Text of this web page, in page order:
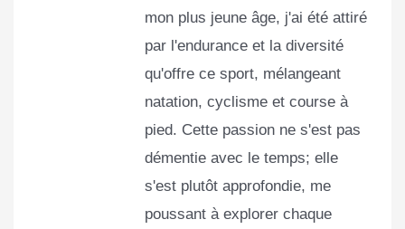
mon plus jeune âge, j'ai été attiré
par l'endurance et la diversité
qu'offre ce sport, mélangeant
natation, cyclisme et course à
pied. Cette passion ne s'est pas
démentie avec le temps; elle
s'est plutôt approfondie, me
poussant à explorer chaque